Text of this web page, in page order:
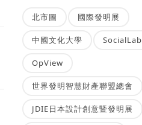
北市圖 國際發明展
中國文化大學 SocialLab
OpView
世界發明智慧財產聯盟總會
JDIE日本設計創意暨發明展